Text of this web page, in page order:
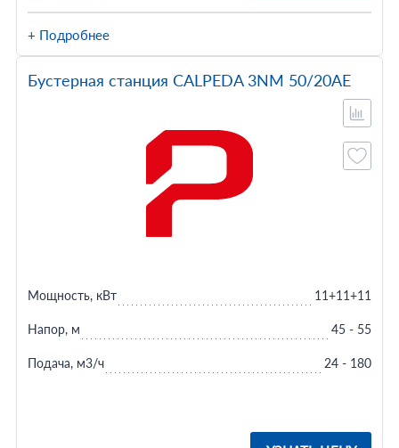
+ Подробнее
Бустерная станция CALPEDA 3NM 50/20AE
Мощность, кВт 11+11+11
Напор, м 45 - 55
Подача, м3/ч 24 - 180